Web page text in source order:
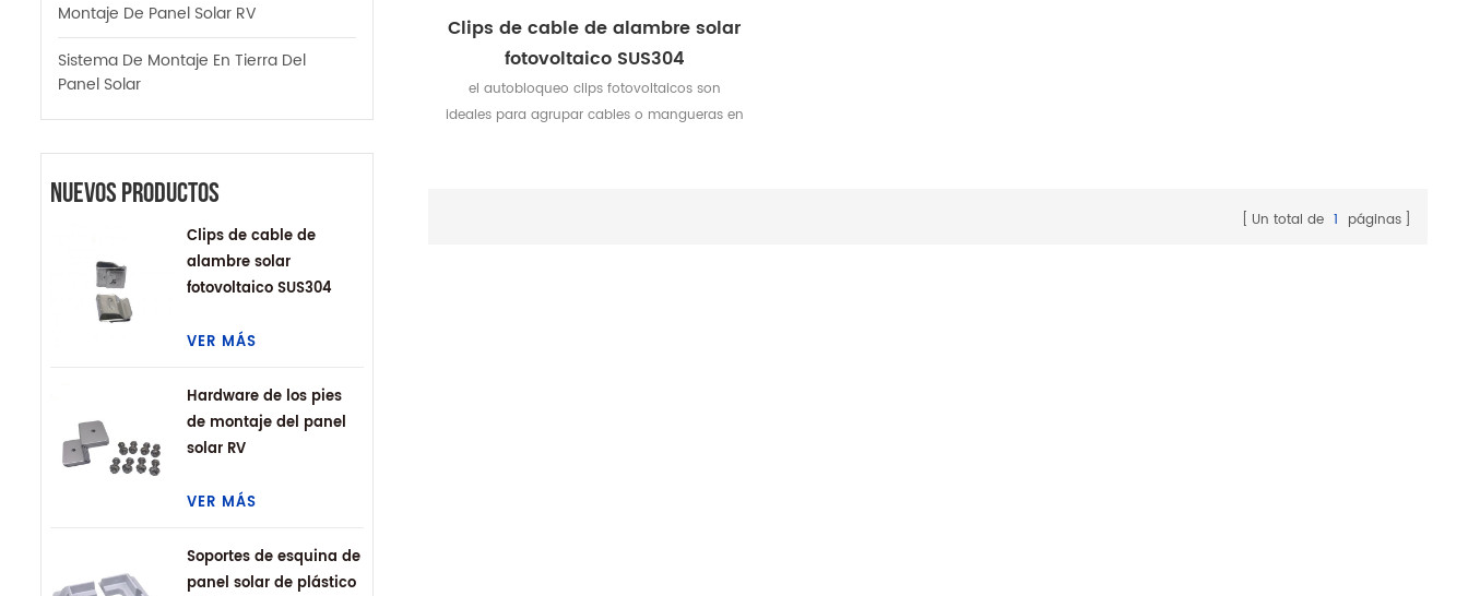
Montaje De Panel Solar RV
Sistema De Montaje En Tierra Del
Panel Solar
Nuevos Productos
Clips de cable de
alambre solar
fotovoltaico SUS304
VER MÁS
Hardware de los pies
de montaje del panel
solar RV
VER MÁS
Soportes de esquina de
panel solar de plástico
Clips de cable de alambre solar
fotovoltaico SUS304
el autobloqueo clips fotovoltaicos son
ideales para agrupar cables o mangueras en
Un total de 1 páginas